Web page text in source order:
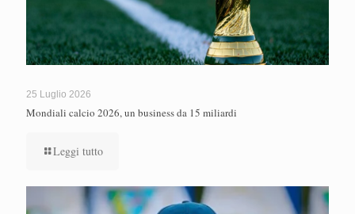
25 Luglio 2026
Mondiali calcio 2026, un business da 15 miliardi
Leggi tutto